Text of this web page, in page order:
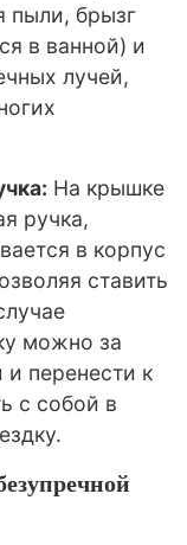
пыли, брызг
в ванной) и
лучей,
На крышке
ручка,
в корпус
ставить
можно за
и перенести к
с собой в